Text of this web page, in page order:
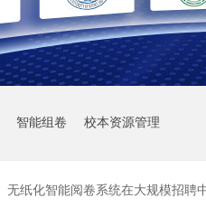
智能组卷 校本资源管理
无纸化智能阅卷系统在大规模招聘